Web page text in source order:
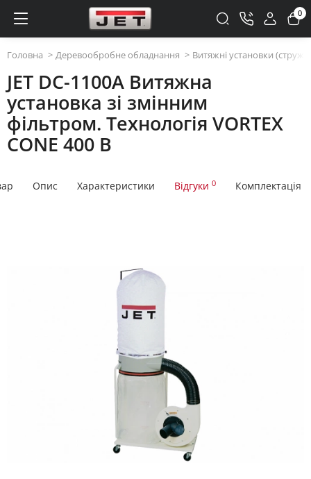
0
Головна Деревообробне обладнання Витяжні установки
JET DC-1100A Витяжна
установка зі змінним
фільтром. Технологія VORTEX
CONE 400 В
Опис Характеристики Відгуки 0 Комплектація